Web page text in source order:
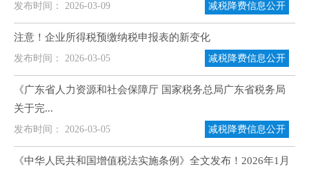
发布时间： 2026-03-09 减税降费信息公开
注意！企业所得税预缴纳税申报表的新变化
发布时间： 2026-03-05 减税降费信息公开
《广东省人力资源和社会保障厅 国家税务总局广东省税务局
关于完...
发布时间： 2026-03-05 减税降费信息公开
《中华人民共和国增值税法实施条例》全文发布！2026年1月